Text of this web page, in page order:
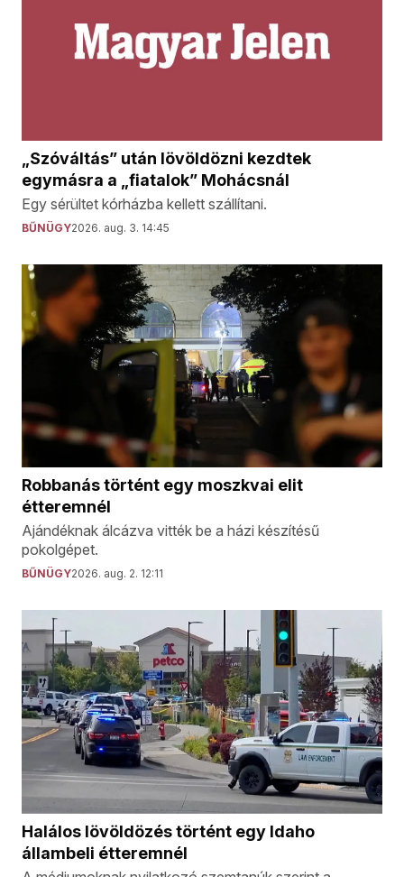
„Szóváltás” után lövöldözni kezdtek
egymásra a „fiatalok” Mohácsnál
Egy sérültet kórházba kellett szállítani.
BŰNÜGY2026. aug. 3. 14:45
Robbanás történt egy moszkvai elit
étteremnél
Ajándéknak álcázva vitték be a házi készítésű
pokolgépet.
BŰNÜGY2026. aug. 2. 12:11
Halálos lövöldözés történt egy Idaho
állambeli étteremnél